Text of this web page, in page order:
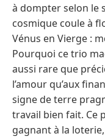
à dompter selon le
cosmique coule à
Vénus en Vierge :
Pourquoi ce trio
aussi rare que
l’amour qu’aux
signe de terre
travail bien fait. Ce
gagnant à la